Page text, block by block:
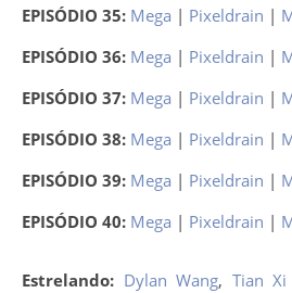
EPISÓDIO 35: Mega | Pixeldrain |
EPISÓDIO 36: Mega | Pixeldrain |
EPISÓDIO 37: Mega | Pixeldrain |
EPISÓDIO 38: Mega | Pixeldrain |
EPISÓDIO 39: Mega | Pixeldrain |
EPISÓDIO 40: Mega | Pixeldrain |
Estrelando: Dylan Wang, Tian Xi